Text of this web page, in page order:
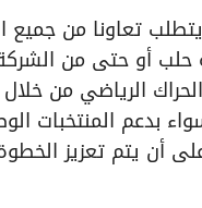
تعاونا من جميع
حلب أو حتى من
الرياضي من
بدعم المنتخبات
على أن يتم تعزيز